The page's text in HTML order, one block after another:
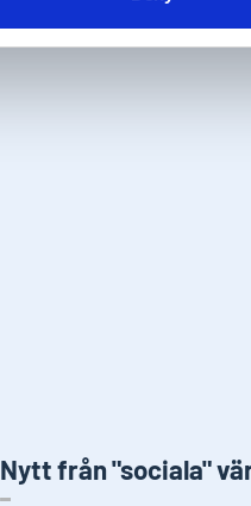
Nytt från "sociala"